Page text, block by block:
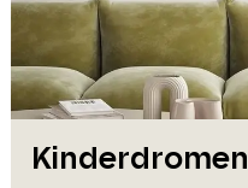
Kinderdromen